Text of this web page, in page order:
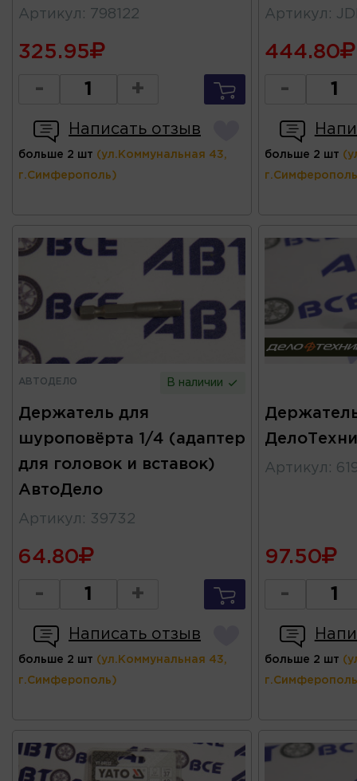
Артикул : 798122
325.95
- +
Написать отзыв
больше 2 шт (ул.Коммунальная 43,
г.Симферополь)
Артикул :
444.80
-
больше 2 шт
АВТОДЕЛО В наличии
Держатель для
шуроповёрта 1/4 (адаптер
для головок и вставок)
АвтоДело
Артикул : 39732
64.80
- +
Написать отзыв
больше 2 шт (ул.Коммунальная 43,
г.Симферополь)
Артикул :
97.50
-
больше 2 шт